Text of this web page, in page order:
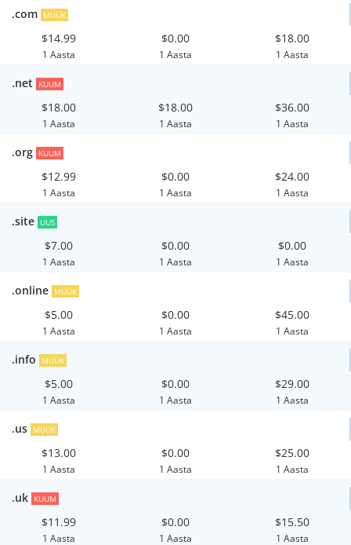
.com MÜÜK
$14.99
1 Aasta
$0.00
1 Aasta
$18.00
1 Aasta
.net KUUM
$18.00
1 Aasta
$18.00
1 Aasta
$36.00
1 Aasta
.org KUUM
$12.99
1 Aasta
$0.00
1 Aasta
$24.00
1 Aasta
.site UUS
$7.00
1 Aasta
$0.00
1 Aasta
$0.00
1 Aasta
.online MÜÜK
$5.00
1 Aasta
$0.00
1 Aasta
$45.00
1 Aasta
.info MÜÜK
$5.00
1 Aasta
$0.00
1 Aasta
$29.00
1 Aasta
.us MÜÜK
$13.00
1 Aasta
$0.00
1 Aasta
$25.00
1 Aasta
.uk KUUM
$11.99
1 Aasta
$0.00
1 Aasta
$15.50
1 Aasta